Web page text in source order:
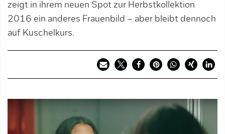
zeigt in ihrem neuen Spot zur Herbstkollektion
2016 ein anderes Frauenbild – aber bleibt dennoch
auf Kuschelkurs.